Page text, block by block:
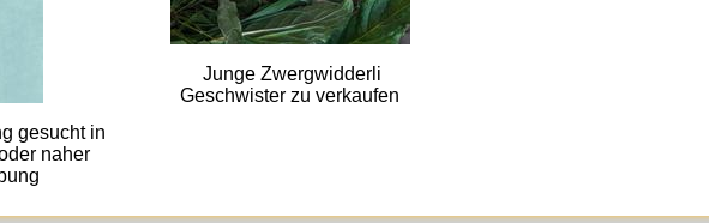
gesucht in
naher
Junge Zwergwidderli
Geschwister zu verkaufen